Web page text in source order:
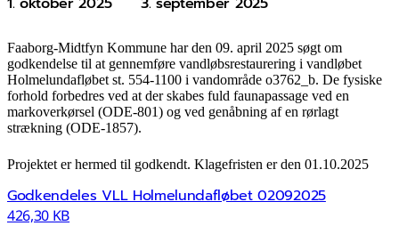
Faaborg-Midtfyn Kommune har den 09. april 2025 søgt om
godkendelse til at gennemføre vandløbsrestaurering i vandløbet
Holmelundafløbet st. 554-1100 i vandområde o3762_b. De fysiske
forhold forbedres ved at der skabes fuld faunapassage ved en
markoverkørsel (ODE-801) og ved genåbning af en rørlagt
strækning (ODE-1857).
Projektet er hermed til godkendt. Klagefristen er den 01.10.2025
Godkendeles VLL Holmelundafløbet 02092025
426,30 KB